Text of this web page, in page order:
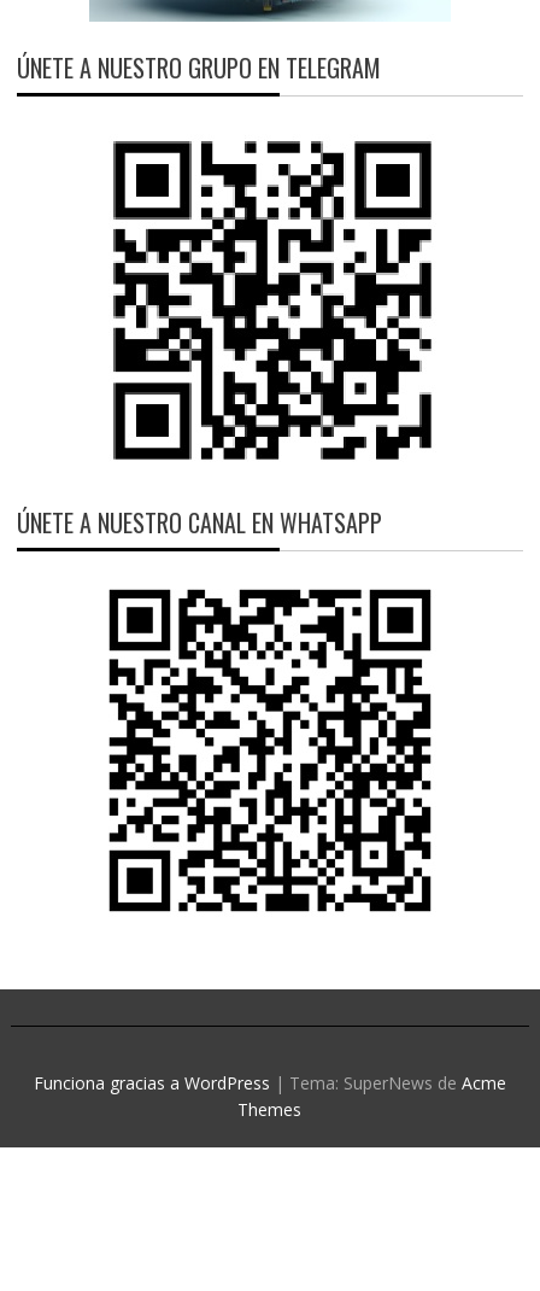
ÚNETE A NUESTRO GRUPO EN TELEGRAM
ÚNETE A NUESTRO CANAL EN WHATSAPP
Funciona gracias a WordPress | Tema: SuperNews de Acme
Themes